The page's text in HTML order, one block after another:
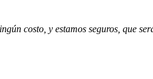
costo, y estamos seguros, que